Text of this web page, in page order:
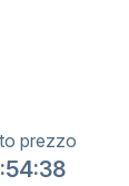
prezzo